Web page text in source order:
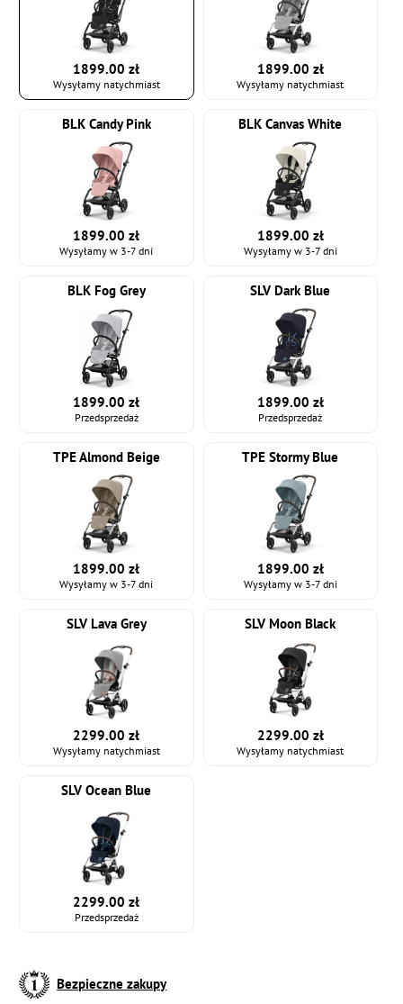
1899.00 zł
Wysyłamy natychmiast
1899.00 zł
Wysyłamy natychmiast
BLK Candy Pink
1899.00 zł
Wysyłamy w 3-7 dni
BLK Canvas White
1899.00 zł
Wysyłamy w 3-7 dni
BLK Fog Grey
1899.00 zł
Przedsprzedaż
SLV Dark Blue
1899.00 zł
Przedsprzedaż
TPE Almond Beige
1899.00 zł
Wysyłamy w 3-7 dni
TPE Stormy Blue
1899.00 zł
Wysyłamy w 3-7 dni
SLV Lava Grey
2299.00 zł
Wysyłamy natychmiast
SLV Moon Black
2299.00 zł
Wysyłamy natychmiast
SLV Ocean Blue
2299.00 zł
Przedsprzedaż
Bezpieczne zakupy